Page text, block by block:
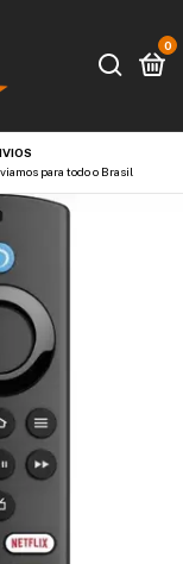
0
para todo o Brasil